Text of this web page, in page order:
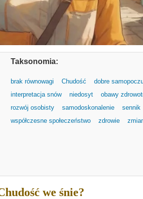
Taksonomia:
brak równowagi Chudość dobre
interpretacja snów
niedosyt obawy
rozwój osobisty
samodoskonalenie
sennik
współczesne społeczeństwo
zdrowie
we śnie?